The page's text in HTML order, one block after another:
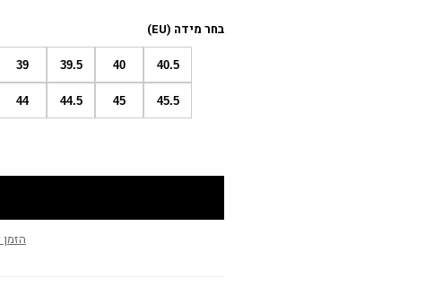
בחר מידה (EU)
39 39.5 40 40.5
44 44.5 45 45.5